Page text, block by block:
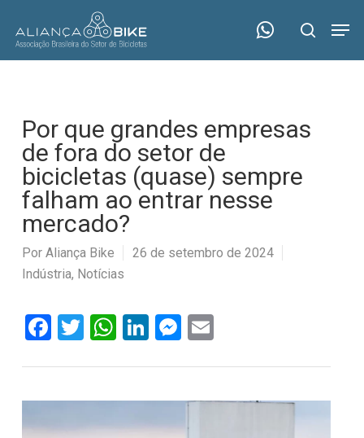
main
search
Por que grandes empresas
de fora do setor de
bicicletas (quase) sempre
falham ao entrar nesse
mercado?
Por Aliança Bike
26 de setembro de 2024
Indústria, Notícias
Facebook
Twitter
WhatsApp
LinkedIn
Messenger
Email